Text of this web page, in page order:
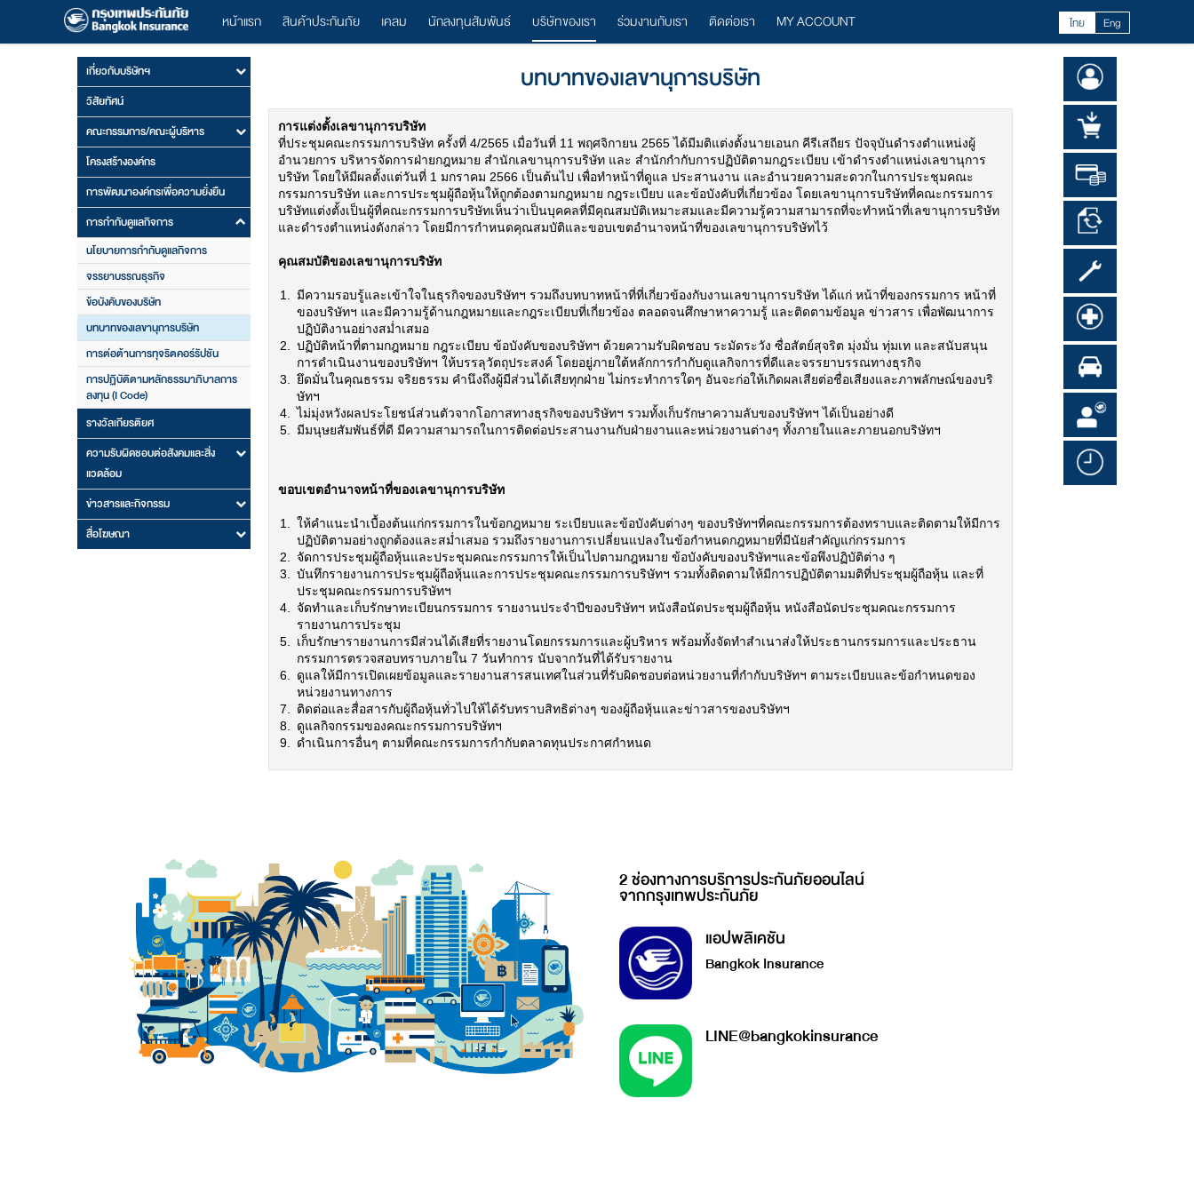
หน้าแรก สินค้าประกันภัย เคลม นักลงทุนสัมพันธ์ บริษัทของเรา ร่วมงานกับเรา ติดต่อเรา MY ACCOUNT ไทย Eng
เกี่ยวกับบริษัทฯ
วิสัยทัศน์
คณะกรรมการ/คณะผู้บริหาร
โครงสร้างองค์กร
การพัฒนาองค์กรเพื่อความยั่งยืน
การกำกับดูแลกิจการ
นโยบายการกำกับดูแลกิจการ
จรรยาบรรณธุรกิจ
ข้อบังคับของบริษัท
บทบาทของเลขานุการบริษัท
การต่อต้านการทุจริตคอร์รัปชัน
การปฏิบัติตามหลักธรรมาภิบาลการ
ลงทุน (I Code)
รางวัลเกียรติยศ
ความรับผิดชอบต่อสังคมและสิ่ง
แวดล้อม
ข่าวสารและกิจกรรม
สื่อโฆษณา
บทบาทของเลขานุการบริษัท
การแต่งตั้งเลขานุการบริษัท
ที่ประชุมคณะกรรมการบริษัท ครั้งที่ 4/2565 เมื่อวันที่ 11 พฤศจิกายน 2565 ได้มีมติแต่งตั้งนายเอนก คีรีเสถียร ปัจจุบันดำรงตำแหน่งผู้
อำนวยการ บริหารจัดการฝ่ายกฎหมาย สำนักเลขานุการบริษัท และ สำนักกำกับการปฏิบัติตามกฎระเบียบ เข้าดำรงตำแหน่งเลขานุการ
บริษัท โดยให้มีผลตั้งแต่วันที่ 1 มกราคม 2566 เป็นต้นไป เพื่อทำหน้าที่ดูแล ประสานงาน และอำนวยความสะดวกในการประชุมคณะ
กรรมการบริษัท และการประชุมผู้ถือหุ้นให้ถูกต้องตามกฎหมาย กฎระเบียบ และข้อบังคับที่เกี่ยวข้อง โดยเลขานุการบริษัทที่คณะกรรมการ
บริษัทแต่งตั้งเป็นผู้ที่คณะกรรมการบริษัทเห็นว่าเป็นบุคคลที่มีคุณสมบัติเหมาะสมและมีความรู้ความสามารถที่จะทำหน้าที่เลขานุการบริษัท
และดำรงตำแหน่งดังกล่าว โดยมีการกำหนดคุณสมบัติและขอบเขตอำนาจหน้าที่ของเลขานุการบริษัทไว้
คุณสมบัติของเลขานุการบริษัท
มีความรอบรู้และเข้าใจในธุรกิจของบริษัทฯ รวมถึงบทบาทหน้าที่ที่เกี่ยวข้องกับงานเลขานุการบริษัท ได้แก่ หน้าที่ของกรรมการ หน้าที่
ของบริษัทฯ และมีความรู้ด้านกฎหมายและกฎระเบียบที่เกี่ยวข้อง ตลอดจนศึกษาหาความรู้ และติดตามข้อมูล ข่าวสาร เพื่อพัฒนาการ
ปฏิบัติงานอย่างสม่ำเสมอ
ปฏิบัติหน้าที่ตามกฎหมาย กฎระเบียบ ข้อบังคับของบริษัทฯ ด้วยความรับผิดชอบ ระมัดระวัง ซื่อสัตย์สุจริต มุ่งมั่น ทุ่มเท และสนับสนุน
การดำเนินงานของบริษัทฯ ให้บรรลุวัตถุประสงค์ โดยอยู่ภายใต้หลักการกำกับดูแลกิจการที่ดีและจรรยาบรรณทางธุรกิจ
ยึดมั่นในคุณธรรม จริยธรรม คำนึงถึงผู้มีส่วนได้เสียทุกฝ่าย ไม่กระทำการใดๆ อันจะก่อให้เกิดผลเสียต่อชื่อเสียงและภาพลักษณ์ของบริ
ษัทฯ
ไม่มุ่งหวังผลประโยชน์ส่วนตัวจากโอกาสทางธุรกิจของบริษัทฯ รวมทั้งเก็บรักษาความลับของบริษัทฯ ได้เป็นอย่างดี
มีมนุษยสัมพันธ์ที่ดี มีความสามารถในการติดต่อประสานงานกับฝ่ายงานและหน่วยงานต่างๆ ทั้งภายในและภายนอกบริษัทฯ
ขอบเขตอำนาจหน้าที่ของเลขานุการบริษัท
ให้คำแนะนำเบื้องต้นแก่กรรมการในข้อกฎหมาย ระเบียบและข้อบังคับต่างๆ ของบริษัทฯที่คณะกรรมการต้องทราบและติดตามให้มีการ
ปฏิบัติตามอย่างถูกต้องและสม่ำเสมอ รวมถึงรายงานการเปลี่ยนแปลงในข้อกำหนดกฎหมายที่มีนัยสำคัญแก่กรรมการ
จัดการประชุมผู้ถือหุ้นและประชุมคณะกรรมการให้เป็นไปตามกฎหมาย ข้อบังคับของบริษัทฯและข้อพึงปฏิบัติต่าง ๆ
บันทึกรายงานการประชุมผู้ถือหุ้นและการประชุมคณะกรรมการบริษัทฯ รวมทั้งติดตามให้มีการปฏิบัติตามมติที่ประชุมผู้ถือหุ้น และที่
ประชุมคณะกรรมการบริษัทฯ
จัดทำและเก็บรักษาทะเบียนกรรมการ รายงานประจำปีของบริษัทฯ หนังสือนัดประชุมผู้ถือหุ้น หนังสือนัดประชุมคณะกรรมการ
รายงานการประชุม
เก็บรักษารายงานการมีส่วนได้เสียที่รายงานโดยกรรมการและผู้บริหาร พร้อมทั้งจัดทำสำเนาส่งให้ประธานกรรมการและประธาน
กรรมการตรวจสอบทราบภายใน 7 วันทำการ นับจากวันที่ได้รับรายงาน
ดูแลให้มีการเปิดเผยข้อมูลและรายงานสารสนเทศในส่วนที่รับผิดชอบต่อหน่วยงานที่กำกับบริษัทฯ ตามระเบียบและข้อกำหนดของ
หน่วยงานทางการ
ติดต่อและสื่อสารกับผู้ถือหุ้นทั่วไปให้ได้รับทราบสิทธิต่างๆ ของผู้ถือหุ้นและข่าวสารของบริษัทฯ
ดูแลกิจกรรมของคณะกรรมการบริษัทฯ
ดำเนินการอื่นๆ ตามที่คณะกรรมการกำกับตลาดทุนประกาศกำหนด
2 ช่องทางการบริการประกันภัยออนไลน์
จากกรุงเทพประกันภัย
แอปพลิเคชัน
Bangkok Insurance
LINE@bangkokinsurance